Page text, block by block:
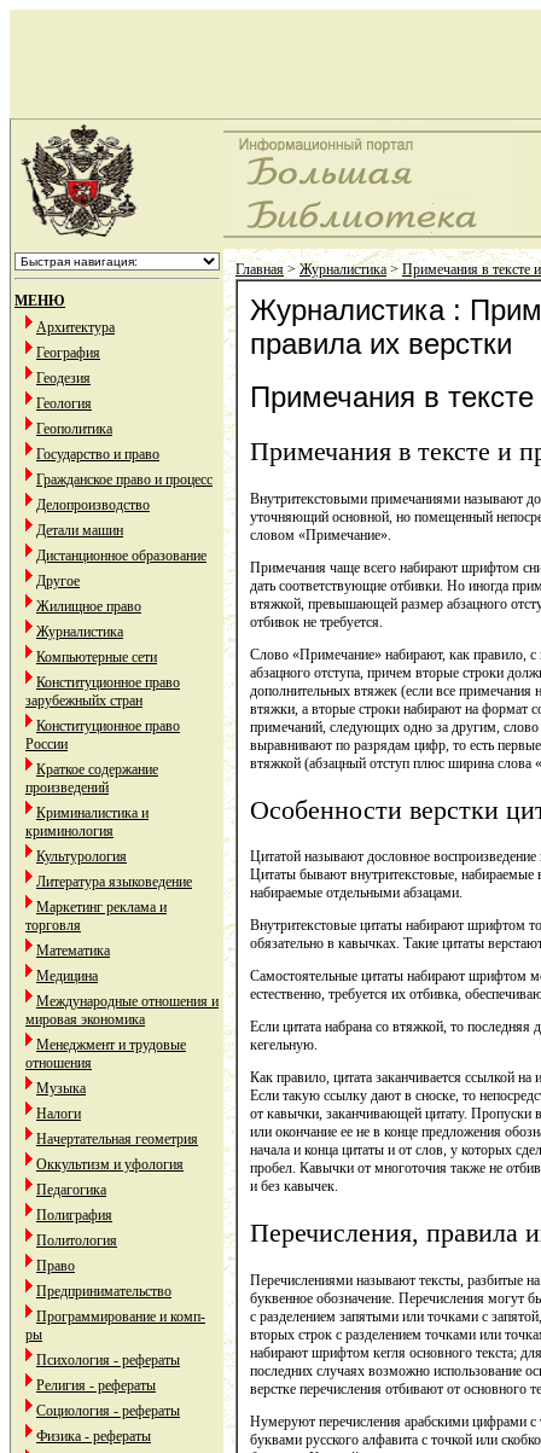
МЕНЮ
Архитектура
География
Геодезия
Геология
Геополитика
Государство и право
Гражданское право и процесс
Делопроизводство
Детали машин
Дистанционное образование
Другое
Жилищное право
Журналистика
Компьютерные сети
Конституционное право
зарубежныйх стран
Конституционное право
России
Краткое содержание
произведений
Криминалистика и
криминология
Культурология
Литература языковедение
Маркетинг реклама и
торговля
Математика
Медицина
Международные отношения и
мировая экономика
Менеджмент и трудовые
отношения
Музыка
Налоги
Начертательная геометрия
Оккультизм и уфология
Педагогика
Полиграфия
Политология
Право
Предпринимательство
Программирование и комп-
ры
Психология - рефераты
Религия - рефераты
Социология - рефераты
Физика - рефераты
Главная>Журналистика>Примечания в тексте
Журналистика :
правила их верстки
Примечания в
Примечания в тексте и
Внутритекстовыми примечаниями называют
уточняющий основной, но помещенный
словом «Примечание».
Примечания чаще всего набирают шрифтом
дать соответствующие отбивки. Но иногда
втяжкой, превышающей размер абзацного
отбивок не требуется.
Слово «Примечание» набирают, как правило,
абзацного отступа, причем вторые строки
дополнительных втяжек (если все примечания
втяжки, а вторые строки набирают на формат
примечаний, следующих одно за другим,
выравнивают по разрядам цифр, то есть
втяжкой (абзацный отступ плюс ширина слова
Особенности верстки
Цитатой называют дословное
Цитаты бывают внутритекстовые, набираемые
набираемые отдельными абзацами.
Внутритекстовые цитаты набирают шрифтом
обязательно в кавычках. Такие цитаты
Самостоятельные цитаты набирают шрифтом
естественно, требуется их отбивка,
Если цитата набрана со втяжкой, то
кегельную.
Как правило, цитата заканчивается ссылкой
Если такую ссылку дают в сноске, то
от кавычки, заканчивающей цитату. Пропуски
или окончание ее не в конце предложения
начала и конца цитаты и от слов, у которых
пробел. Кавычки от многоточия также не
и без кавычек.
Перечисления, правила
Перечислениями называют тексты, разбитые
буквенное обозначение. Перечисления могут
с разделением запятыми или точками с
вторых строк с разделением точками или
набирают шрифтом кегля основного текста;
последних случаях возможно использование
верстке перечисления отбивают от основного
Нумеруют перечисления арабскими цифрами
буквами русского алфавита с точкой или